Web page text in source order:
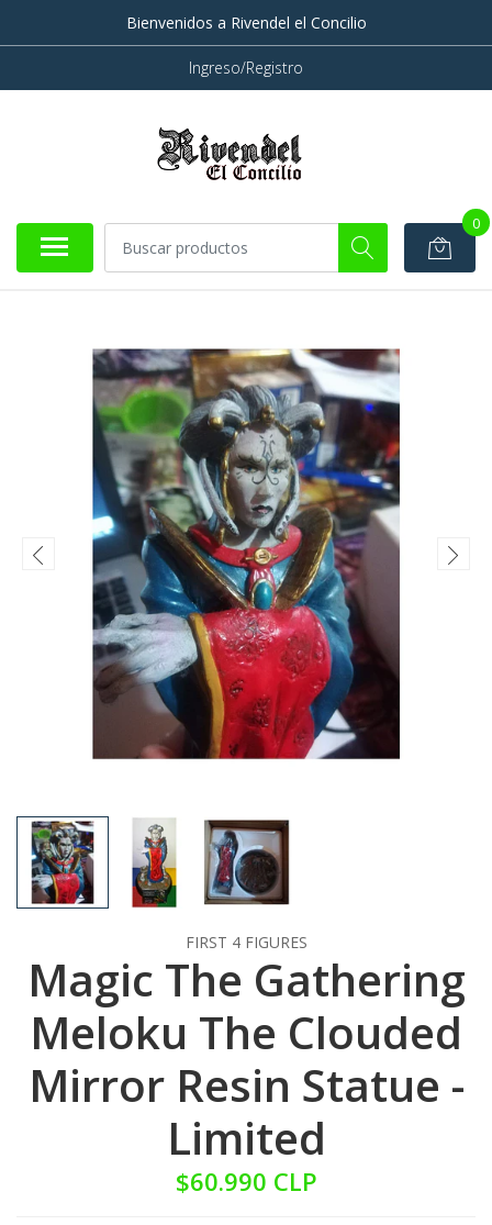
Bienvenidos a Rivendel el Concilio
Ingreso/Registro
0
FIRST 4 FIGURES
Magic The Gathering
Meloku The Clouded
Mirror Resin Statue -
Limited
$60.990 CLP